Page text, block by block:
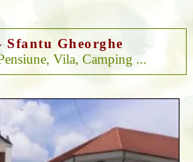
Sfantu Gheorghe
Vila, Camping ...